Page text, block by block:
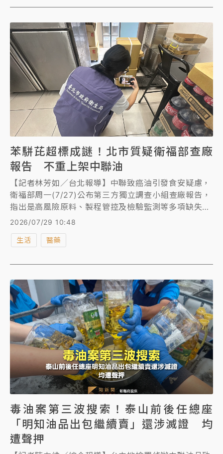
憾，予以嚴正譴責，並要求福壽公司道歉及賠償本公司
一切損失。」
苯駢芘超標成謎！北市質疑衛福部查廠
報告 不重上架中聯油
【記者林芳如／台北報導】中聯致癌油引發食安疑慮，
衛福部周一(7/27)公布第三方獨立調查小組查廠報告，
指出是高風險原料、製程管控及檢驗監測等多項缺失交
互影響所致。不過台北市衛生局認為未說明清楚為何檢
驗出苯駢芘超標，針對食藥署前公告預防性下架苯駢芘
超標之中聯油品仍有疑慮，重申真相未明疑慮油品不上
2026/07/29 10:48
生活 醫藥
毒油案第三波搜索！泰山前後任總座
「明知油品出包繼續賣」還涉滅證 均
遭聲押